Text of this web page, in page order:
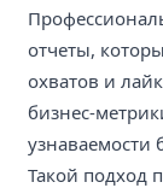
отчеты,
охватов и
бизнес-
узнаваемости
Такой подход